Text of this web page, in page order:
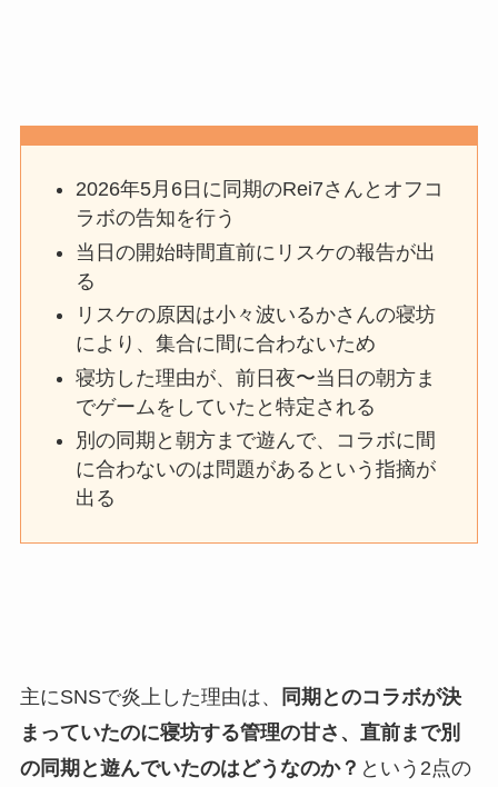
2026年5月6日に同期のRei7さんとオフコ
ラボの告知を行う
当日の開始時間直前にリスケの報告が出
る
リスケの原因は小々波いるかさんの寝坊
により、集合に間に合わないため
寝坊した理由が、前日夜〜当日の朝方ま
でゲームをしていたと特定される
別の同期と朝方まで遊んで、コラボに間
に合わないのは問題があるという指摘が
出る
主にSNSで炎上した理由は、
同期とのコラボが決
まっていたのに寝坊する管理の甘さ、直前まで別
の同期と遊んでいたのはどうなのか？ という2点の